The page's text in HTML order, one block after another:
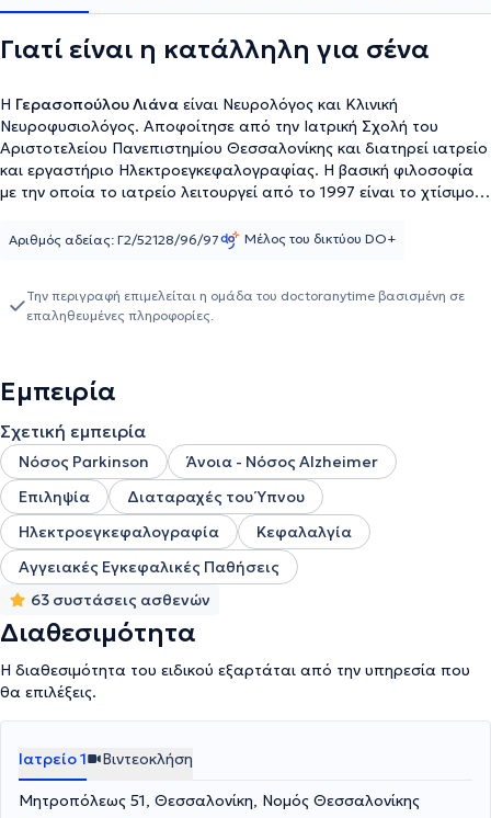
Γιατί είναι η κατάλληλη για σένα
Η Γερασοπούλου Λιάνα είναι Νευρολόγος και Κλινική
Νευροφυσιολόγος. Αποφοίτησε από την Ιατρική Σχολή του
Αριστοτελείου Πανεπιστημίου Θεσσαλονίκης και διατηρεί ιατρείο
και εργαστήριο Ηλεκτροεγκεφαλογραφίας. H βασική φιλοσοφία
με την οποία το ιατρείο λειτουργεί από το 1997 είναι το χτίσιμο
οποίος, αφού ενημερωθεί αναλυτικά, ειλικρινά και σε βάθος,
έφεραν στο ιατρείο αλλά τη συνολική βελτίωση της
λειτουργικότητας και της ποιότητας της ζωής του. Είναι
αποστολές εντός και εκτός Ελλάδας. Επίσης αθρογραφεί
συστηματικά για ιατρικά και κοινωνικά ζητήματα στον Τύπο της
Θεσσαλονίκης.
Αριθμός αδείας: Γ2/52128/96/97 Μέλος του δικτύου DO+
Την περιγραφή επιμελείται η ομάδα του doctoranytime βασισμένη σε
επαληθευμένες πληροφορίες.
Εμπειρία
Σχετική εμπειρία
Νόσος Parkinson
Άνοια - Νόσος Alzheimer
Επιληψία
Διαταραχές του Ύπνου
Ηλεκτροεγκεφαλογραφία
Κεφαλαλγία
Αγγειακές Εγκεφαλικές Παθήσεις
63 συστάσεις ασθενών
Διαθεσιμότητα
Η διαθεσιμότητα του ειδικού εξαρτάται από την υπηρεσία που
θα επιλέξεις.
Ιατρείο 1 Βιντεοκλήση
Μητροπόλεως 51, Θεσσαλονίκη, Νομός Θεσσαλονίκης